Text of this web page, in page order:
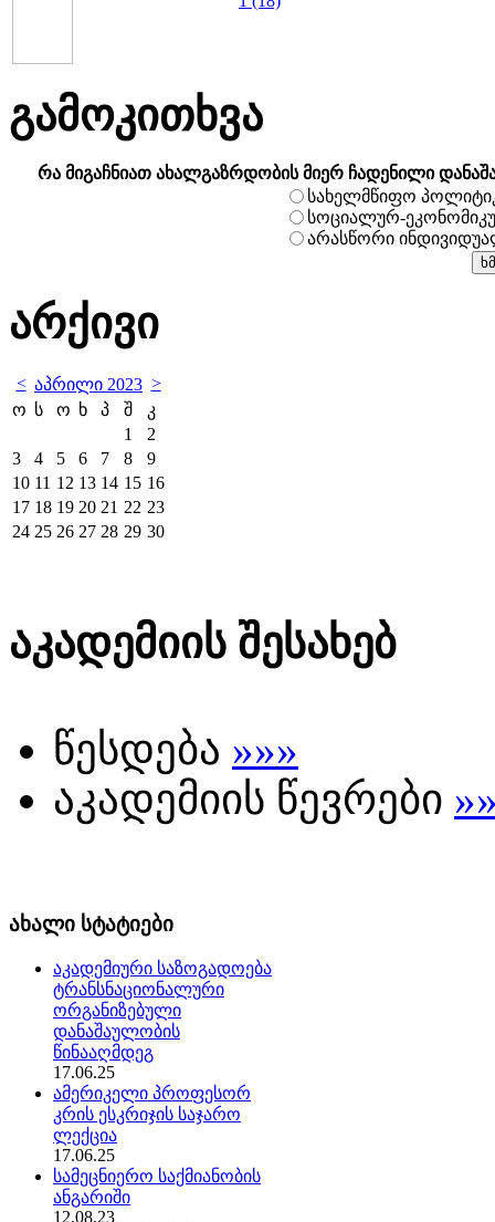
გამოკითხვა
რა მიგაჩნიათ ახალგაზრდობის მიერ ჩადენილი
სახელმწიფო
სოციალურ-
არასწორი
არქივი
< აპრილი 2023 >
ო ს ო ხ პ შ
კ
1
2
3
4 5 6 7 8
9
10 11 12 13 14 15 16
17 18 19 20 21 22 23
24 25 26 27 28 29 30
აკადემიის შესახებ
წესდება »»»
აკადემიის წევრები
ახალი სტატიები
აკადემიური საზოგადოება
ტრანსნაციონალური
ორგანიზებული
დანაშაულობის
წინააღმდეგ
17.06.25
ამერიკელი პროფესორ
კრის ესკრიჯის საჯარო
ლექცია
17.06.25
სამეცნიერო საქმიანობის
ანგარიში
12.08.23